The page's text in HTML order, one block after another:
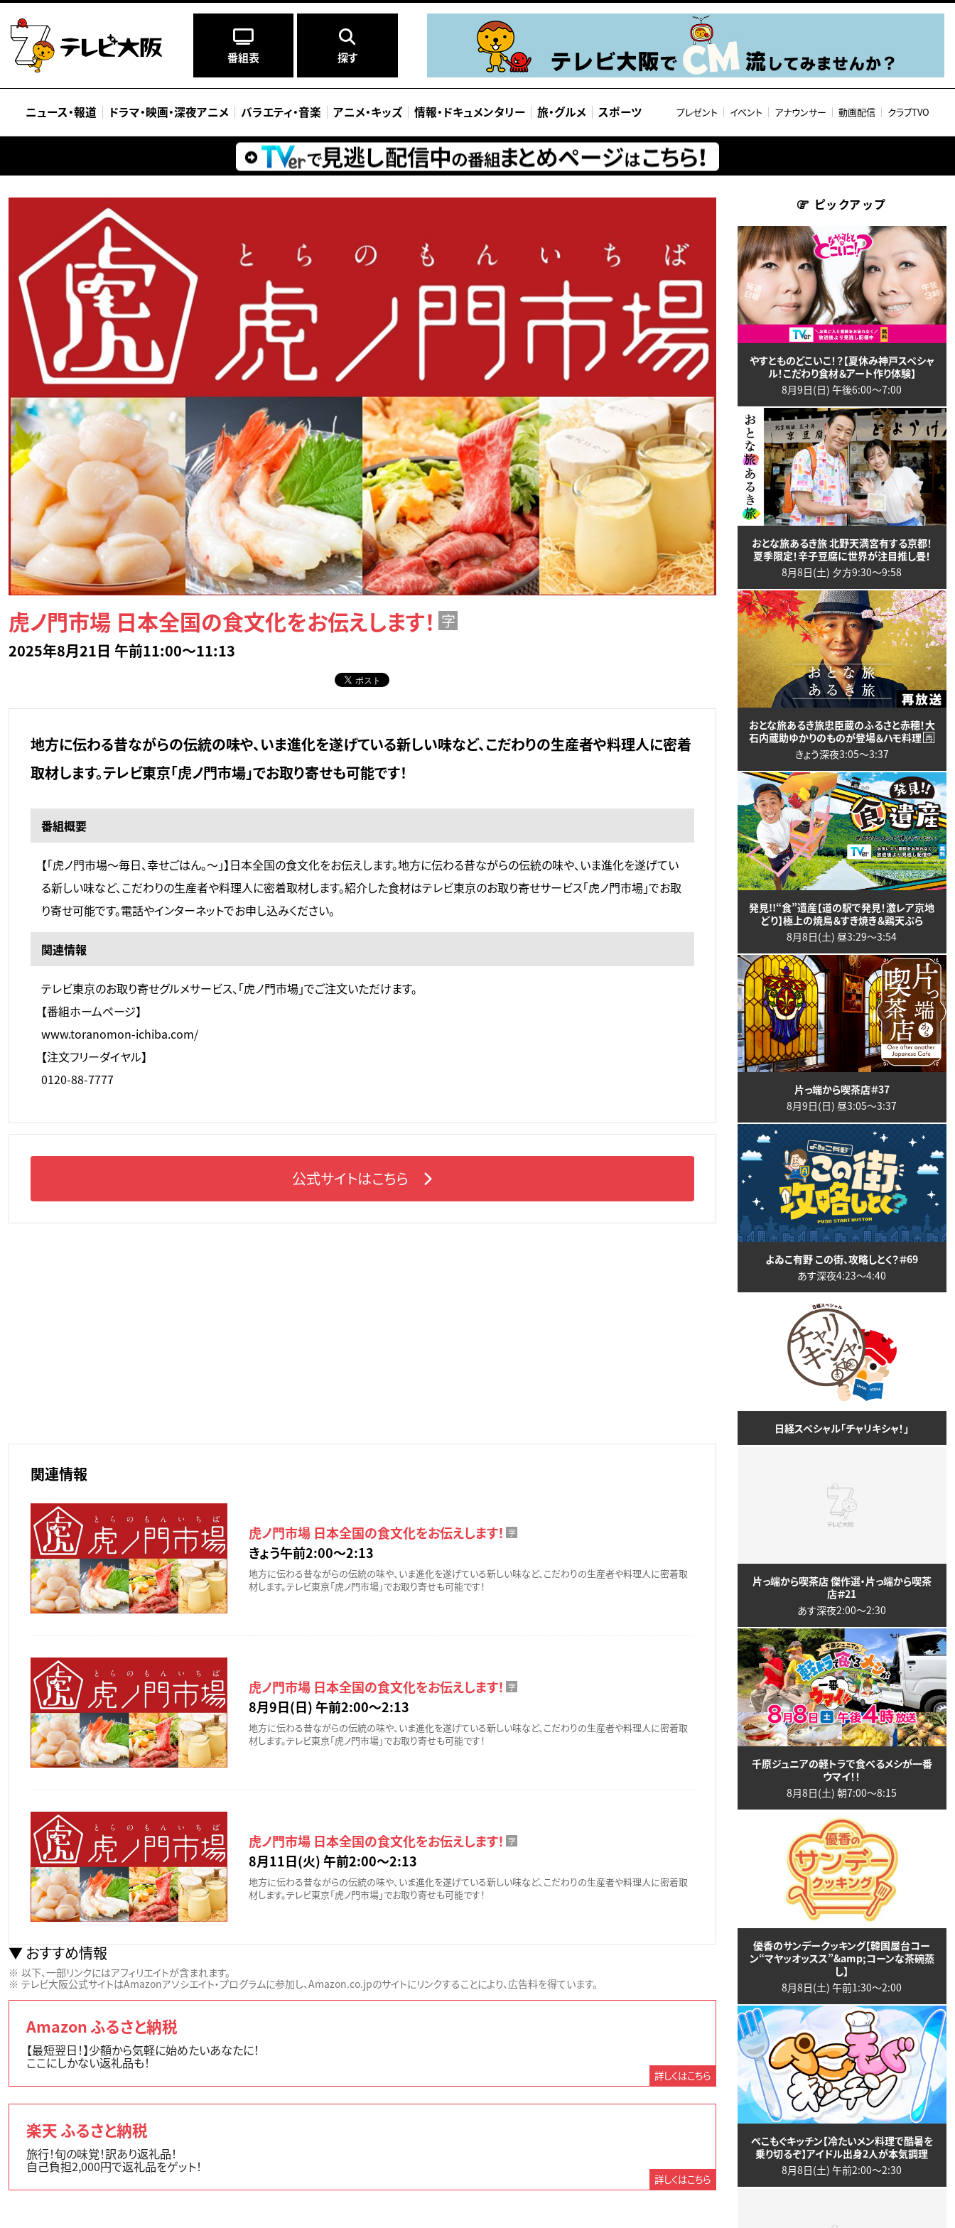
番組表 探す
ニュース・報道 ドラマ・映画・深夜アニメ バラエティ・音楽 アニメ・キッズ 情報・ ドキュメンタリー 旅・グルメ スポーツ プレゼント イベント アナウンサー 動画配信 クラブTVO
虎ノ門市場 日本全国の食文化をお伝えします！ 字
2025年8月21日 午前11:00～11:13
公式サイトはこちら
地方に伝わる昔ながらの伝統の味や、いま進化を遂げている新しい味など、こだわりの生産者や料理人に密着
取材します。テレビ東京「虎ノ門市場」でお取り寄せも可能です！
番組概要
【「虎ノ門市場～毎日、幸せごはん。～」】日本全国の食文化をお伝えします。地方に伝わる昔ながらの伝統の味や、いま進化を遂げてい
る新しい味など、こだわりの生産者や料理人に密着取材します。紹介した食材はテレビ東京のお取り寄せサービス「虎ノ門市場」でお取
り寄せ可能です。電話やインターネットでお申し込みください。
関連情報
テレビ東京のお取り寄せグルメサービス、「虎ノ門市場」でご注文いただけます。
【番組ホームページ】
www.toranomon-ichiba.com/
【注文フリーダイヤル】
0120-88-7777
関連情報
虎ノ門市場 日本全国の食文化をお伝えします！ 字
きょう午前2:00〜2:13
地方に伝わる昔ながらの伝統の味や、いま進化を遂げている新しい味など、こだわりの生産者や料理人に密着取
材します。テレビ東京「虎ノ門市場」でお取り寄せも可能です！
虎ノ門市場 日本全国の食文化をお伝えします！ 字
8月9日(日) 午前2:00〜2:13
地方に伝わる昔ながらの伝統の味や、いま進化を遂げている新しい味など、こだわりの生産者や料理人に密着取
材します。テレビ東京「虎ノ門市場」でお取り寄せも可能です！
虎ノ門市場 日本全国の食文化をお伝えします！ 字
8月11日(火) 午前2:00〜2:13
地方に伝わる昔ながらの伝統の味や、いま進化を遂げている新しい味など、こだわりの生産者や料理人に密着取
材します。テレビ東京「虎ノ門市場」でお取り寄せも可能です！
おすすめ情報
以下、一部リンクにはアフィリエイトが含まれます。
テレビ大阪公式サイトはAmazonアソシエイト・プログラムに参加し、Amazon.co.jpのサイトにリンクすることにより、広告料を得ています。
Amazon ふるさと納税
【最短翌日！】少額から気軽に始めたいあなたに！
ここにしかない返礼品も！
詳しくはこちら
楽天 ふるさと納税
旅行！旬の味覚！訳あり返礼品！
自己負担2,000円で返礼品をゲット！
詳しくはこちら
ピックアップ
やすとものどこいこ！？【夏休み神戸スペシャ
ル！こだわり食材＆アート作り体験】
8月9日(日) 午後6:00〜7:00
おとな旅あるき旅 北野天満宮有する京都！
夏季限定！辛子豆腐に世界が注目推し畳！
8月8日(土) 夕方9:30〜9:58
おとな旅あるき旅忠臣蔵のふるさと赤穂！大
石内蔵助ゆかりのものが登場＆ハモ料理 再
きょう深夜3:05〜3:37
発見!!“食”遺産【道の駅で発見！激レア京地
どり】極上の焼鳥＆すき焼き＆鶏天ぷら
8月8日(土) 昼3:29〜3:54
片っ端から喫茶店＃37
8月9日(日) 昼3:05〜3:37
よゐこ有野 この街、攻略しとく？＃69
あす深夜4:23〜4:40
日経スペシャル「チャリキシャ！」
片っ端から喫茶店 傑作選・片っ端から喫茶
店＃21
あす深夜2:00〜2:30
千原ジュニアの軽トラで食べるメシが一番
ウマイ！！
8月8日(土) 朝7:00〜8:15
優香のサンデークッキング【韓国屋台コー
ン“マヤッオッスス”&amp;コーンな茶碗蒸
し】
8月8日(土) 午前1:30〜2:00
ぺこもぐキッチン【冷たいメン料理で酷暑を
乗り切るぞ】アイドル出身2人が本気調理
8月8日(土) 午前2:00〜2:30